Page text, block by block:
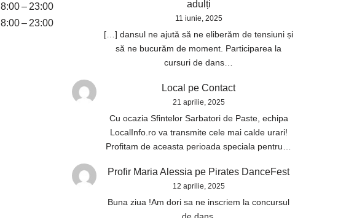
8:00 – 23:00
8:00 – 23:00
adulți
11 iunie, 2025
[…] dansul ne ajută să ne eliberăm de tensiuni și
să ne bucurăm de moment. Participarea la
cursuri de dans…
Local pe Contact
21 aprilie, 2025
Cu ocazia Sfintelor Sarbatori de Paste, echipa
LocalInfo.ro va transmite cele mai calde urari!
Profitam de aceasta perioada speciala pentru…
Profir Maria Alessia pe Pirates DanceFest
12 aprilie, 2025
Buna ziua !Am dori sa ne inscriem la concursul